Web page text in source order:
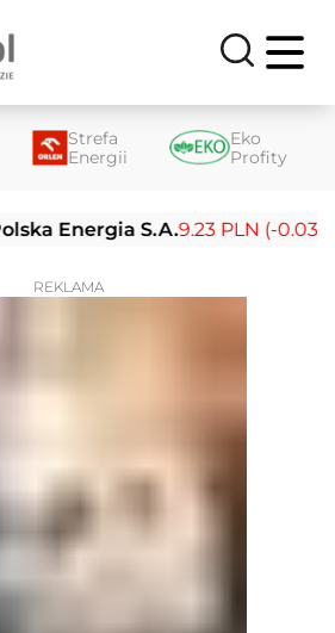
Strefa
Energii
Eko
Profity
Energia S.A.9.23 PLN (-0.03%)
REKLAMA